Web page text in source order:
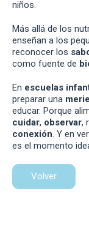
niños.
Más allá de los
enseñan a los
reconocer los
como fuente de
En escuelas
preparar una
educar. Porque
cuidar, observar,
conexión. Y en
es el momento
Volver